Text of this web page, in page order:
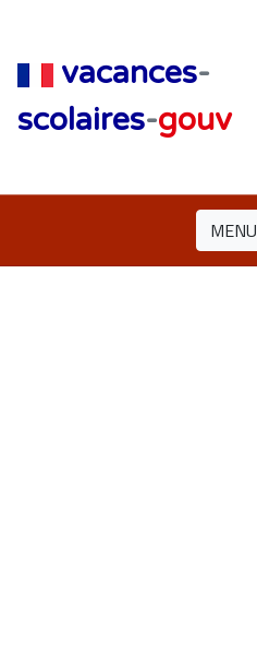
vacances-
scolaires-gouv
MENU